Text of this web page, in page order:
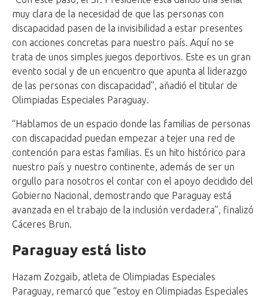
muy clara de la necesidad de que las personas con
discapacidad pasen de la invisibilidad a estar presentes
con acciones concretas para nuestro país. Aquí no se
trata de unos simples juegos deportivos. Este es un gran
evento social y de un encuentro que apunta al liderazgo
de las personas con discapacidad”, añadió el titular de
Olimpiadas Especiales Paraguay.
“Hablamos de un espacio donde las familias de personas
con discapacidad puedan empezar a tejer una red de
contención para estas familias. Es un hito histórico para
nuestro país y nuestro continente, además de ser un
orgullo para nosotros el contar con el apoyo decidido del
Gobierno Nacional, demostrando que Paraguay está
avanzada en el trabajo de la inclusión verdadera”, finalizó
Cáceres Brun.
Paraguay está listo
Hazam Zozgaib, atleta de Olimpiadas Especiales
Paraguay, remarcó que “estoy en Olimpiadas Especiales